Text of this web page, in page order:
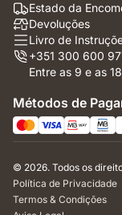
Estado da
Devoluções
Livro de
+351 300 600
Entre as 9 e as
Métodos de
© 2026. Todos os
Política de Privacidade
Termos & Condições